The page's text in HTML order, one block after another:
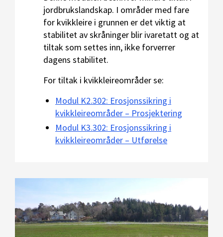
jordbrukslandskap. I områder med fare
for kvikkleire i grunnen er det viktig at
stabilitet av skråninger blir ivaretatt og at
tiltak som settes inn, ikke forverrer
dagens stabilitet.
For tiltak i kvikkleireområder se:
Modul K2.302: Erosjonssikring i
kvikkleireområder – Prosjektering
Modul K3.302: Erosjonssikring i
kvikkleireområder – Utførelse